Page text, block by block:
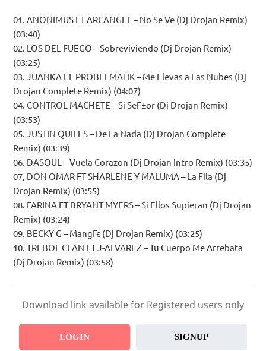
01. ANONIMUS FT ARCANGEL – No Se Ve (Dj Drojan Remix)
(03:40)
02. LOS DEL FUEGO – Sobreviviendo (Dj Drojan Remix)
(03:25)
03. JUANKA EL PROBLEMATIK – Me Elevas a Las Nubes (Dj
Drojan Complete Remix) (04:07)
04. CONTROL MACHETE – Si SeГ±or (Dj Drojan Remix)
(03:53)
05. JUSTIN QUILES – De La Nada (Dj Drojan Complete
Remix) (03:39)
06. DASOUL – Vuela Corazon (Dj Drojan Intro Remix) (03:35)
07, DON OMAR FT SHARLENE Y MALUMA – La Fila (Dj
Drojan Remix) (03:55)
08. FARINA FT BRYANT MYERS – Si Ellos Supieran (Dj Drojan
Remix) (03:24)
09. BECKY G – MangГє (Dj Drojan Remix) (03:25)
10. TREBOL CLAN FT J-ALVAREZ – Tu Cuerpo Me Arrebata
(Dj Drojan Remix) (03:58)
Download link available for Registered users only
LOGIN SIGNUP